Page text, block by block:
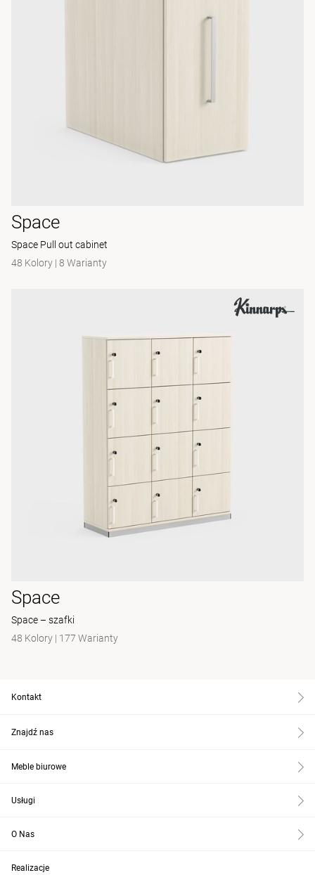
Space
Space Pull out cabinet
48 Kolory | 8 Warianty
Space
Space – szafki
48 Kolory | 177 Warianty
Kontakt
Znajdź nas
Meble biurowe
Usługi
O Nas
Realizacje